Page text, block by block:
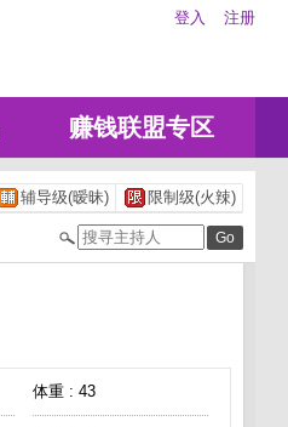
登入 注册
赚钱联盟专区
辅导级(暧昧) 限制级(火辣)
体重 : 43